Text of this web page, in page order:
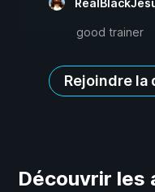
good trainer
Rejoindre la
Découvrir les